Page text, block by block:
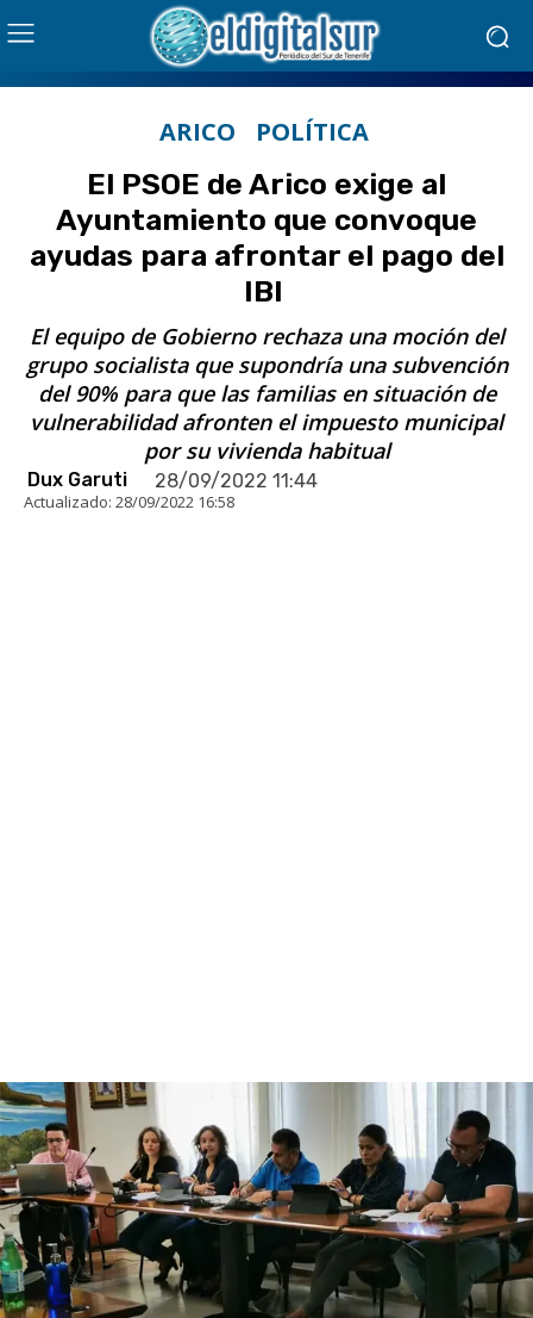
ARICO POLÍTICA
El PSOE de Arico exige al
Ayuntamiento que convoque
ayudas para afrontar el pago del
IBI
El equipo de Gobierno rechaza una moción del
grupo socialista que supondría una subvención
del 90% para que las familias en situación de
vulnerabilidad afronten el impuesto municipal
por su vivienda habitual
Dux Garuti 28/09/2022 11:44
Actualizado: 28/09/2022 16:58